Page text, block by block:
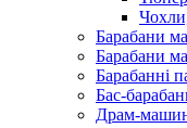
Барабани
Барабани
Барабанні
Бас-
Драм-